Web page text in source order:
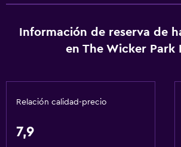
Alarma de humo
Toallas/ropa de cama (cargo adicional)
Papeleras
Información de reserva de
en The Wicker Park
Relación calidad-precio
7,9